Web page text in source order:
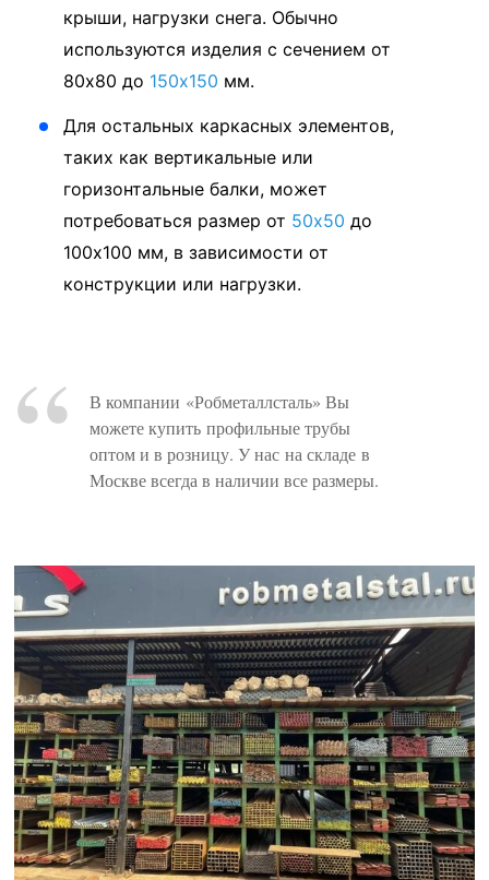
крыши, нагрузки снега. Обычно
используются изделия с сечением от
80x80 до 150x150 мм.
Для остальных каркасных элементов,
таких как вертикальные или
горизонтальные балки, может
потребоваться размер от 50x50 до
100x100 мм, в зависимости от
конструкции или нагрузки.
В компании «Робметаллсталь» Вы
можете купить профильные трубы
оптом и в розницу. У нас на складе в
Москве всегда в наличии все размеры.